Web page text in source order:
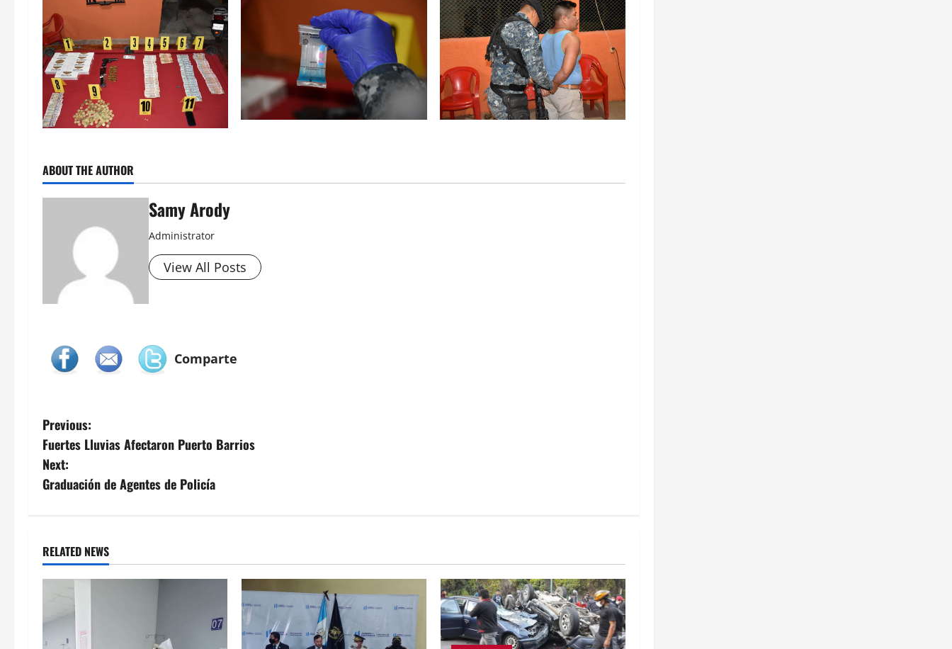
ABOUT THE AUTHOR
Samy Arody
Administrator
View All Posts
Comparte
P
o
s
n
a
i
Previous:
Fuertes Lluvias Afectaron Puerto Barrios
Next:
Graduación de Agentes de Policía
RELATED NEWS